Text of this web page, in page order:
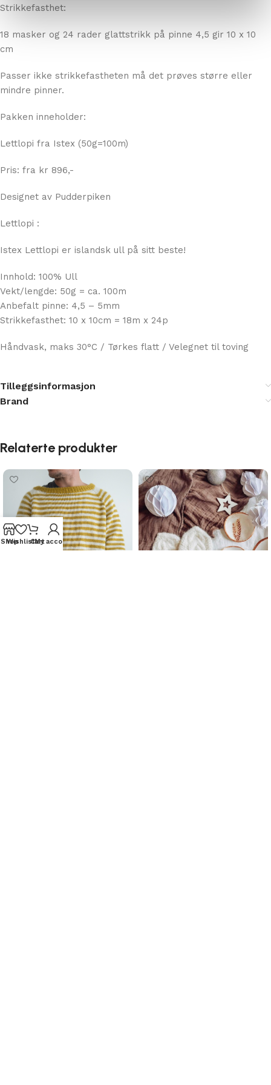
Settpinner i samme størrelse, evt magic loop.
Strikkefasthet:
cm
Passer ikke strikkefastheten må det prøves større eller
mindre pinner.
Pakken inneholder:
Lettlopi fra Istex (50g=100m)
Pris: fra kr 896,-
Designet av Pudderpiken
Lettlopi :
Istex Lettlopi er islandsk ull på sitt beste!
Innhold: 100% Ull
Vekt/lengde: 50g = ca. 100m
Strikkefasthet: 10 x 10cm = 18m x 24p
Tilleggsinformasjon
Relaterte produkter
Shop
WishlistCart
My account